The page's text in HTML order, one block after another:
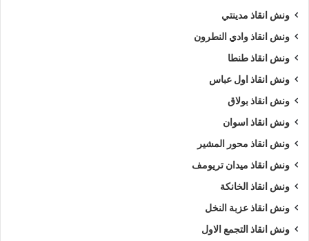
ونش انقاذ مدينتي
ونش انقاذ وادي النطرون
ونش انقاذ طنطا
ونش انقاذ اول عباس
ونش انقاذ بولاق
ونش انقاذ اسوان
ونش انقاذ محور المشير
ونش انقاذ ميدان تريومف
ونش انقاذ الخانكة
ونش انقاذ عزبة النخل
ونش انقاذ التجمع الاول